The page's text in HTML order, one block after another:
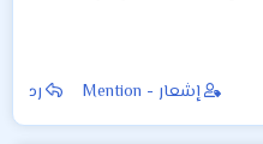
إشعار - Mention رد